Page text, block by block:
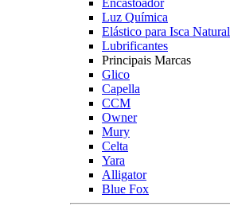
Encastoador
Luz Química
Elástico para Isca Natural
Lubrificantes
Principais Marcas
Glico
Capella
CCM
Owner
Mury
Celta
Yara
Alligator
Blue Fox